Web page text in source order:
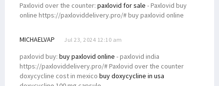
Paxlovid over the counter: paxlovid for sale - Paxlovid buy
online https://paxloviddelivery.pro/# buy paxlovid online
MICHAELVAP Jul 23, 2024 12:10 am
paxlovid buy: buy paxlovid online - paxlovid india
https://paxloviddelivery.pro/# Paxlovid over the counter
doxycycline cost in mexico buy doxycycline in usa